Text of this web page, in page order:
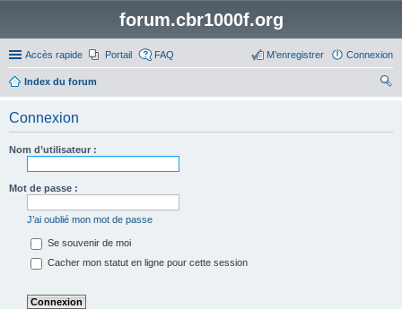
forum.cbr1000f.org
Accès rapide Portail FAQ Connexion
M’enregistrer
Index du forum
Connexion
Nom d’utilisateur :
Mot de passe :
J’ai oublié mon mot de passe
Se souvenir de moi
Cacher mon statut en ligne pour cette session